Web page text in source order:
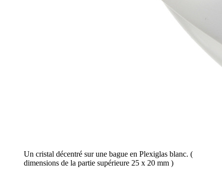
Un cristal décentré sur une bague en Plexiglas blanc. (
dimensions de la partie supérieure 25 x 20 mm )